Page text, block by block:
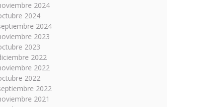
2024
2024
2024
2023
2023
2022
2022
2022
2022
2021